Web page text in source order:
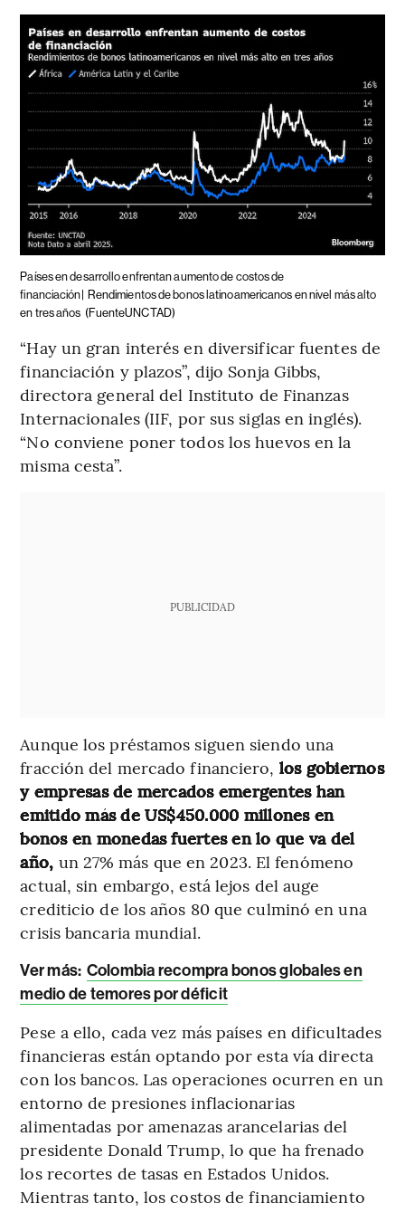
Países en desarrollo enfrentan aumento de costos de
financiación|
Rendimientos de bonos latinoamericanos en nivel más alto
en tres años (FuenteUNCTAD)
“Hay un gran interés en diversificar fuentes de
financiación y plazos”, dijo Sonja Gibbs,
directora general del Instituto de Finanzas
Internacionales (IIF, por sus siglas en inglés).
“No conviene poner todos los huevos en la
misma cesta”.
PUBLICIDAD
Aunque los préstamos siguen siendo una
fracción del mercado financiero, los gobiernos
y empresas de mercados emergentes han
emitido más de US$450.000 millones en
bonos en monedas fuertes en lo que va del
año, un 27% más que en 2023. El fenómeno
actual, sin embargo, está lejos del auge
crediticio de los años 80 que culminó en una
crisis bancaria mundial.
Ver más: Colombia recompra bonos globales en
medio de temores por déficit
Pese a ello, cada vez más países en dificultades
financieras están optando por esta vía directa
con los bancos. Las operaciones ocurren en un
entorno de presiones inflacionarias
alimentadas por amenazas arancelarias del
presidente Donald Trump, lo que ha frenado
los recortes de tasas en Estados Unidos.
Mientras tanto, los costos de financiamiento